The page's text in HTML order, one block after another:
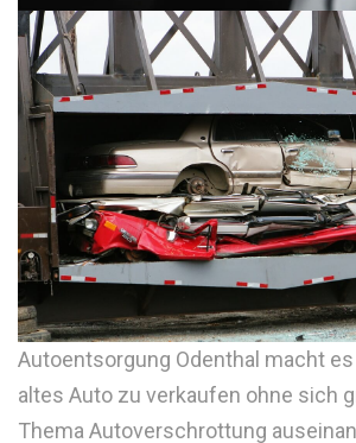
Autoentsorgung Odenthal macht
altes Auto zu verkaufen ohne sich
Thema Autoverschrottung